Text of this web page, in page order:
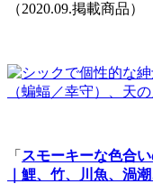
（2020.09.掲載商品）
「 スモーキーな色合
｜鯉、竹、川魚、渦